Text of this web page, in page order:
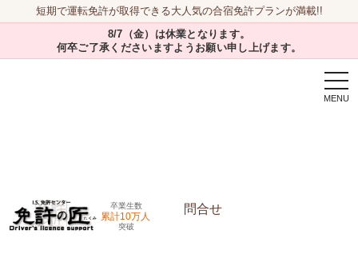
短期で運転免許が取得できる大人気の合宿免許プランが満載!!
8/7（金）は休業となります。
何卒ご了承くださいますようお願い申し上げます。
卒業生数
累計10万人
突破
問合せ